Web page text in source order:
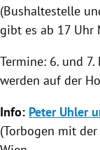
(Bushaltestelle
gibt es ab 17 Uhr
Termine: 6. und
werden auf der
Info: Peter Uhler
(Torbogen mit der